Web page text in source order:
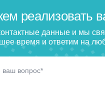
реализовать
данные и мы
время и ответим на